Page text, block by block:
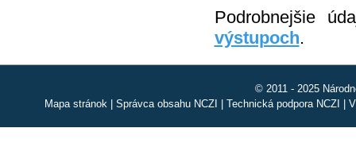
Podrobnejšie
výstupoch.
© 2011 - 2025
Mapa stránok| Správca obsahu NCZI Technická podpora NCZI